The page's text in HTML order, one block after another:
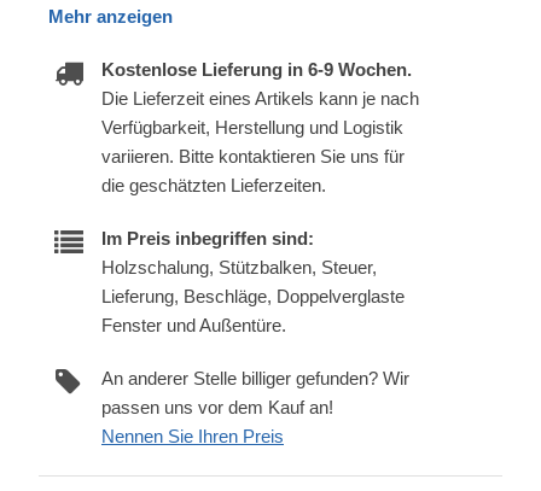
Mehr anzeigen
Kostenlose Lieferung in 6-9 Wochen.
Die Lieferzeit eines Artikels kann je nach
Verfügbarkeit, Herstellung und Logistik
variieren. Bitte kontaktieren Sie uns für
die geschätzten Lieferzeiten.
Im Preis inbegriffen sind:
Holzschalung, Stützbalken, Steuer,
Lieferung, Beschläge, Doppelverglaste
Fenster und Außentüre.
An anderer Stelle billiger gefunden? Wir
passen uns vor dem Kauf an!
Nennen Sie Ihren Preis